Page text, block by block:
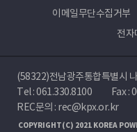
이메일무단수집거부
전
(58322)전남광주통합특별시
Tel :061.330.8100
Fax :
REC문의 : rec@kpx.or.kr
COPYRIGHT(C) 2021 KOREA